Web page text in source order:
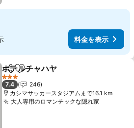
料金を表示
シェアお気に入りに追加
ホテルチャハヤ
3 ホテルのランク
7.4
246
カシマサッカースタジアムまで16.1 km
大人専用のロマンチックな隠れ家